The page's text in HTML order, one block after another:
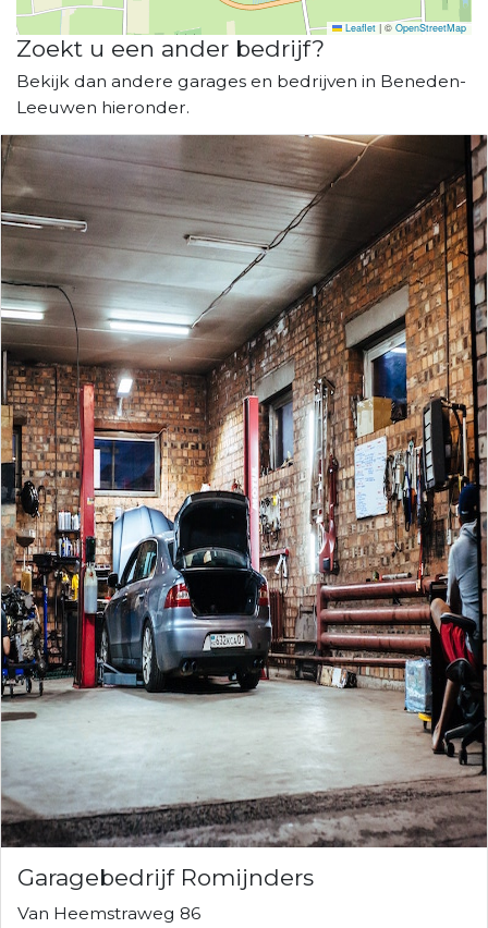
Leaflet | © OpenStreetMap
Zoekt u een ander bedrijf?
Bekijk dan andere garages en bedrijven in Beneden-
Leeuwen hieronder.
Garagebedrijf Romijnders
Van Heemstraweg 86